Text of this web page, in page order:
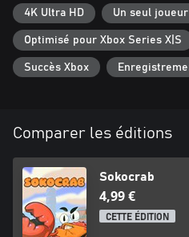
4K Ultra HD Un seul joueur
Optimisé pour Xbox Series X|S
Succès Xbox
Comparer les éditions
Sokocrab
4,99 €
CETTE ÉDITION